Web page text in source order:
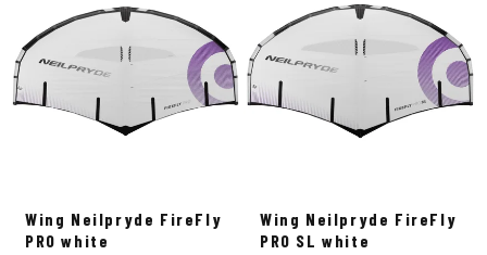
Wing Neilpryde FireFly
PRO white
Wing Neilpryde FireFly
PRO SL white